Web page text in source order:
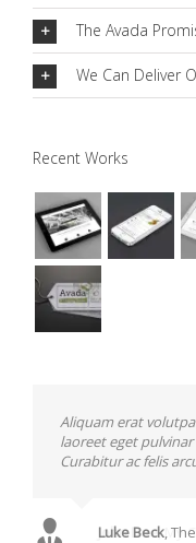
The Avada
We Can Deliver
Recent Works
Neque porro
dolor sit amet,
numquam eius
John Doe, My
Aliquam erat
laoreet eget
Curabitur ac felis
Luke Beck